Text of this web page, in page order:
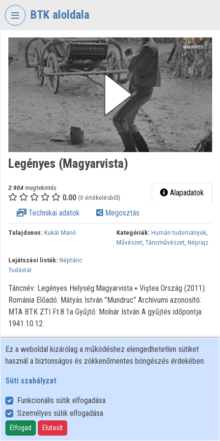
Fejléc kihagyása
BTK aloldala
VIDEOTORIUM
BÖLCSÉSZETTUDOMÁNYI
KUTATÓKÖZPONT
Intézményi kezdőlap
Bejelentkezés
Intézményi felfedezés
Kategóriák
Intézményi listák
Intézmények
Közreműködők
Legényes (Magyarvista)
2 904megtekintés
0.00 (0 értékelésből) Alapadatok
Technikai adatok Megosztás
Tulajdonos: Kukár Manó Kategóriák: Humán tudományok,
Művészet, Táncművészet, Néprajz
Lejátszási listák: Néptánc
Tudástár
Táncnév: Legényes Helység:Magyarvista ▪ Viştea Ország (2011):
Románia Előadó: Mátyás István "Mundruc" Archívumi azonosító:
MTA BTK ZTI Ft.8.1a Gyűjtő: Molnár István A gyűjtés időpontja:
1941.10.12.
Zenetudományi Intézet.
Felhasználói szabályzat
Adatkezelési tájékoztató
Süti szabályzat
Ez a weboldal kizárólag a működéshez elengedhetetlen sütiket
használ a biztonságos és zökkenőmentes böngészés érdekében.
Süti szabályzat
Funkcionális sütik elfogadása
Személyes sütik elfogadása
Elfogad Elutasít